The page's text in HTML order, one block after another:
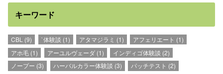
キーワード
CBL (9) `体験談 (1) アタマジラミ (1) アフェリエート (1)
アホ毛 (1) アーユルヴェーダ(1) インディゴ体験談 (2)
ノープー (3) ハーバルカラー体験談 (3) パッチテスト (2)